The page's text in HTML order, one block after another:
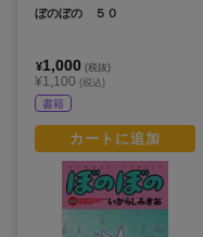
ぼのぼの ５０
¥1,000 (税抜)
¥1,100 (税込)
書籍
カートに追加